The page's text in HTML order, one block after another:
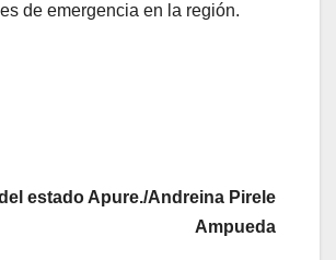
de emergencia en la región.
estado Apure./Andreina Pirele
Ampueda